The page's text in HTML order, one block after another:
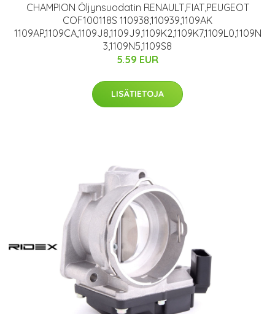
CHAMPION Öljynsuodatin RENAULT,FIAT,PEUGEOT
COF100118S 110938,110939,1109AK
1109AP,1109CA,1109J8,1109J9,1109K2,1109K7,1109L0,1109N
3,1109N5,1109S8
5.59 EUR
LISÄTIETOJA